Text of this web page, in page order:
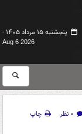
پنجشنبه ۱۵ مرداد ۱۴۰۵ -
Aug 6 2026
۰ نظر
چاپ